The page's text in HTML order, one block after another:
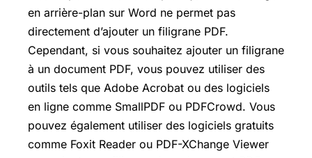
en arrière-plan sur Word ne permet pas
directement d’ajouter un filigrane PDF.
Cependant, si vous souhaitez ajouter un filigrane
à un document PDF, vous pouvez utiliser des
outils tels que Adobe Acrobat ou des logiciels
en ligne comme SmallPDF ou PDFCrowd. Vous
pouvez également utiliser des logiciels gratuits
comme Foxit Reader ou PDF-XChange Viewer